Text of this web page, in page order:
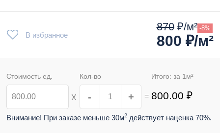
В избранное
870₽/м² -8%
800 ₽/м²
Стоимость ед.
Х
Кол-во
- + =
Итого: за 1 м²
800.00 ₽
Внимание! При заказе меньше 30м2 действует наценка 70%.